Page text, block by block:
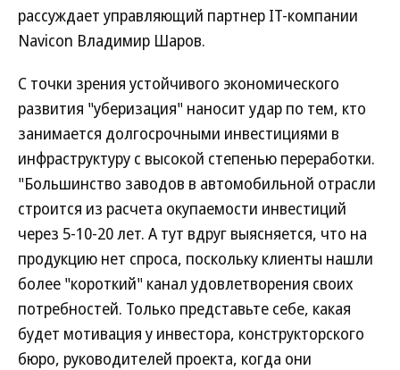
рассуждает управляющий партнер IT-компании
Navicon Владимир Шаров.
С точки зрения устойчивого экономического
развития "уберизация" наносит удар по тем, кто
занимается долгосрочными инвестициями в
инфраструктуру с высокой степенью переработки.
"Большинство заводов в автомобильной отрасли
строится из расчета окупаемости инвестиций
через 5-10-20 лет. А тут вдруг выясняется, что на
продукцию нет спроса, поскольку клиенты нашли
более "короткий" канал удовлетворения своих
потребностей. Только представьте себе, какая
будет мотивация у инвестора, конструкторского
бюро, руководителей проекта, когда они